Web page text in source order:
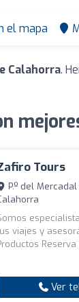
el mapa
Calahorra.
Tours
P.º del
viajes y
Ver